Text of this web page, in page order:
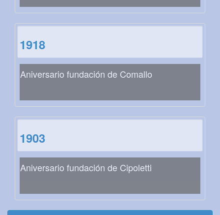
1918
Aniversario fundación de Comallo
1903
Aniversario fundación de Cipoletti